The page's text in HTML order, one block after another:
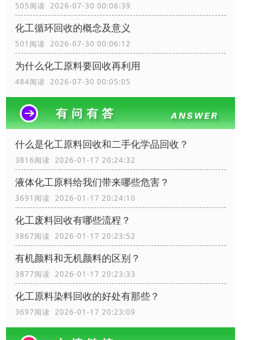
505阅读 2026-07-30 00:06:39
化工循环回收的概念及意义
501阅读 2026-07-30 00:06:12
为什么化工原料要回收再利用
484阅读 2026-07-30 00:05:05
什么是化工原料回收和二手化学品回收？
3816阅读 2026-01-17 20:24:32
液体化工原料给我们带来哪些危害？
3691阅读 2026-01-17 20:24:10
化工废料回收有哪些流程？
3867阅读 2026-01-17 20:23:52
有机颜料和无机颜料的区别？
3877阅读 2026-01-17 20:23:33
化工原料染料回收的好处有那些？
3697阅读 2026-01-17 20:23:09